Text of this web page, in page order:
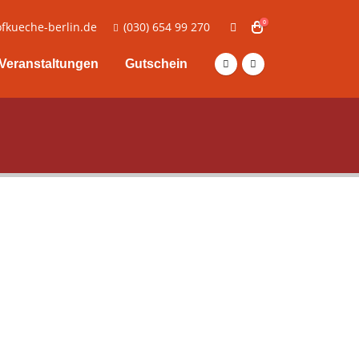
berlin.de (030) 654 99 270 0
Gutschein